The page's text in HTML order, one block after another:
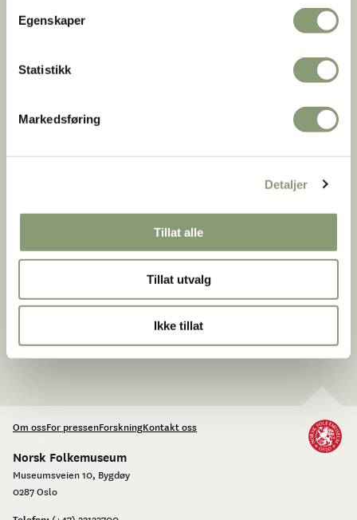
Egenskaper
Statistikk
Markedsføring
Detaljer
Tillat alle
Tillat utvalg
Ikke tillat
Om ossFor pressenForskningKontakt oss
Norsk Folkemuseum
Museumsveien 10, Bygdøy
0287 Oslo